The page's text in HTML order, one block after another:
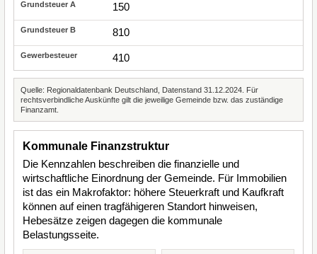
150
810
410
Quelle: Regionaldatenbank Deutschland, Datenstand 31.12.2024. Für
rechtsverbindliche Auskünfte gilt die jeweilige Gemeinde bzw. das zuständige
Finanzamt.
Kommunale Finanzstruktur
Die Kennzahlen beschreiben die finanzielle und
wirtschaftliche Einordnung der Gemeinde. Für Immobilien
ist das ein Makrofaktor: höhere Steuerkraft und Kaufkraft
können auf einen tragfähigeren Standort hinweisen,
Hebesätze zeigen dagegen die kommunale
Belastungsseite.